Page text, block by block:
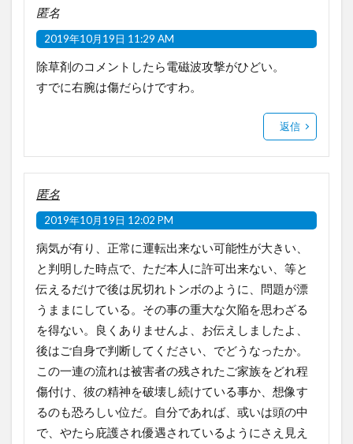
匿名
2019年10月19日 11:29 AM
除草剤のコメントしたら電磁波攻撃がひどい。
すでに右腕は傷だらけですわ。
返信
匿名
2019年10月19日 12:02 PM
病気が有り、正常に運転出来ない可能性が大きい、
と判明した時点で、ただ本人に許可出来ない、等と
伝えるだけで後は尻切れトンボのように、問題が漂
うままにしている。その事の重大な欠陥を思わざる
を得ない。良くありませんよ、お伝えしましたよ、
後はご自身で判断してください、でどうなったか。
この一連の流れは被害者の残されたご家族をどれ程
傷付け、彼の精神を破壊し続けている事か、想像す
るのも恐ろしい位だ。自分であれば、或いは頭の中
で、やたら庇護され優遇されているようにさえ見え